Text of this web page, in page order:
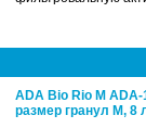
ADA Bio Rio M
размер гранул M, 8